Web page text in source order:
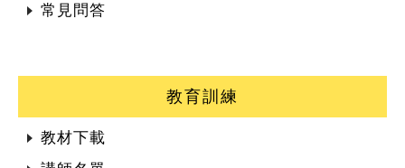
常見問答
教育訓練
教材下載